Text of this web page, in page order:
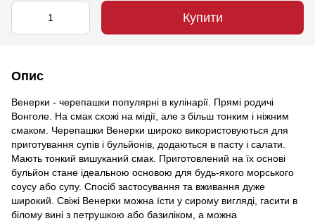
Купити
Опис
Венерки - черепашки популярні в кулінарії. Прямі родичі
Вонголе. На смак схожі на мідії, але з більш тонким і ніжним
смаком. Черепашки Венерки широко використовуються для
приготування супів і бульйонів, додаються в пасту і салати.
Мають тонкий вишуканий смак. Приготовлений на їх основі
бульйон стане ідеальною основою для будь-якого морського
соусу або супу. Спосіб застосування та вживання дуже
широкий. Свіжі Венерки можна їсти у сирому вигляді, гасити в
білому вині з петрушкою або базиліком, а можна